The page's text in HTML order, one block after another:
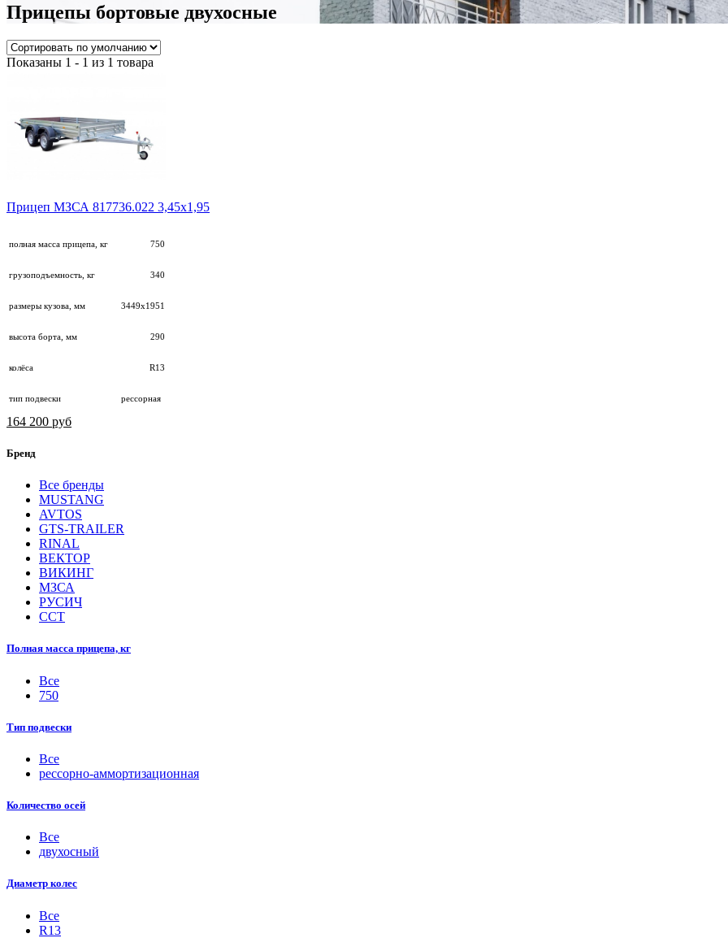
Прицепы бортовые двухосные
Показаны 1 - 1 из 1 товара
Прицеп МЗСА 817736.022 3,45х1,95
полная масса прицепа, кг 750
грузоподъемность, кг 340
размеры кузова, мм 3449х1951
высота борта, мм 290
колёса R13
тип подвески рессорная
164 200 руб
Бренд
Все бренды
MUSTANG
AVTOS
GTS-TRAILER
RINAL
ВЕКТОР
ВИКИНГ
МЗСА
РУСИЧ
ССТ
Полная масса прицепа, кг
Все
750
Тип подвески
Все
рессорно-аммортизационная
Количество осей
Все
двухосный
Диаметр колес
Все
R13